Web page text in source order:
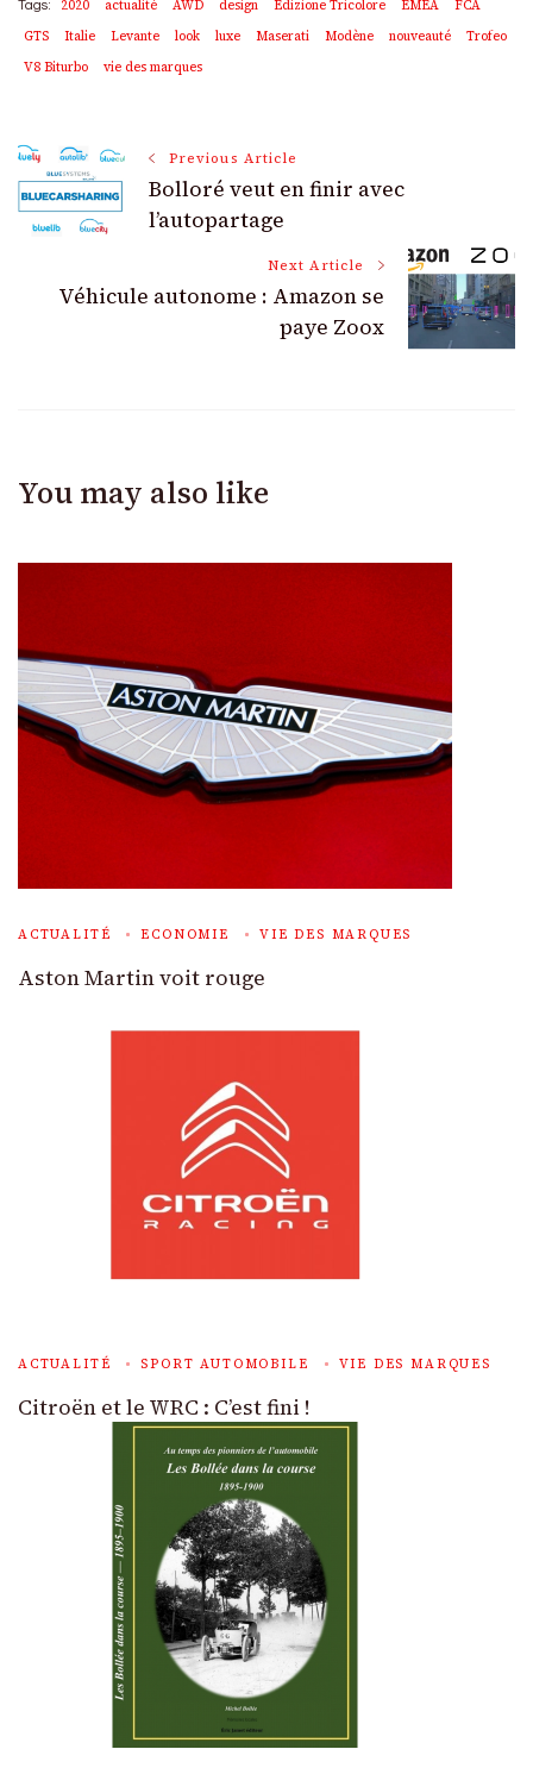
Tags: 2020 actualité AWD design Edizione Tricolore EMEA
FCA
GTS
Italie Levante look luxe Maserati Modène nouveauté
Trofeo
V8 Biturbo
vie des marques
Post
Navigation
Previous Article
Bolloré veut en finir avec
l’autopartage
Next Article
Véhicule autonome : Amazon se
paye Zoox
You may also like
ACTUALITÉ ECONOMIE VIE DES MARQUES
Aston Martin voit rouge
ACTUALITÉ SPORT AUTOMOBILE VIE DES MARQUES
Citroën et le WRC : C’est fini !